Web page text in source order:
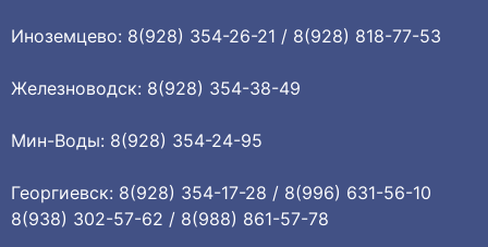
Иноземцево: 8(928) 354-26-21 / 8(928) 818-77-53
Железноводск: 8(928) 354-38-49
Мин-Воды: 8(928) 354-24-95
Георгиевск: 8(928) 354-17-28 / 8(996) 631-56-10
8(938) 302-57-62 / 8(988) 861-57-78